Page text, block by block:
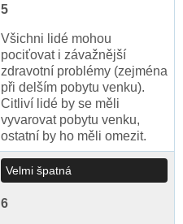
5
Všichni lidé mohou
pociťovat i závažnější
zdravotní problémy (zejména
při delším pobytu venku).
Citliví lidé by se měli
vyvarovat pobytu venku,
ostatní by ho měli omezit.
Velmi špatná
6